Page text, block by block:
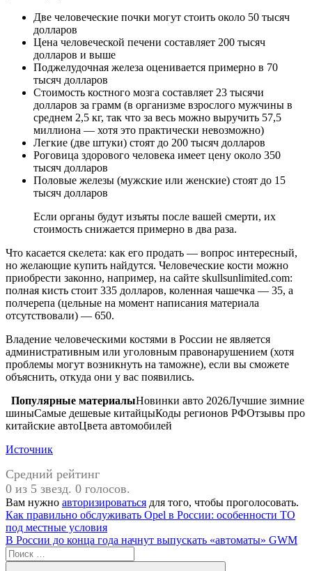
Две человеческие почки могут стоить около 50 тысяч
долларов
Цена человеческой печени составляет 200 тысяч
долларов и выше
Поджелудочная железа оценивается примерно в 70
тысяч долларов
Стоимость костного мозга составляет 23 тысячи
долларов за грамм (в организме взрослого мужчины в
среднем 2,5 кг, так что за весь можно выручить 57,5
миллиона — хотя это практически невозможно)
Легкие (две штуки) стоят до 200 тысяч долларов
Роговица здорового человека имеет цену около 350
тысяч долларов
Половые железы (мужские или женские) стоят до 15
тысяч долларов
Если органы будут изъяты после вашей смерти, их
стоимость снижается примерно в два раза.
Что касается скелета: как его продать — вопрос интересный,
но желающие купить найдутся. Человеческие кости можно
приобрести законно, например, на сайте skullsunlimited.com:
полная кисть стоит 335 долларов, коленная чашечка — 35, а
полчерепа (цельные на момент написания материала
отсутствовали) — 650.
Владение человеческими костями в России не является
административным или уголовным правонарушением (хотя
проблемы могут возникнуть на таможне), если вы сможете
объяснить, откуда они у вас появились.
Популярные материалыНовинки авто 2026Лучшие зимние
шиныСамые дешевые китайцыКоды регионов РФОтзывы про
китайские автоЦвета автомобилей
Источник
Средний рейтинг
0 из 5 звезд. 0 голосов.
Вам нужно авторизироваться для того, чтобы проголосовать.
Навигация
по
записям
Предыдущая
запись:
Как правильно обслуживать Opel в России: особенности ТО
под местные условия
Следующая
запись:
В России до конца года начнут выпускать «автоматы» GWM
Поиск
для: